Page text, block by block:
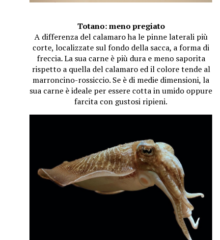
Totano: meno pregiato
A differenza del calamaro ha le pinne laterali più
corte, localizzate sul fondo della sacca, a forma di
freccia. La sua carne è più dura e meno saporita
rispetto a quella del calamaro ed il colore tende al
marroncino-rossiccio. Se è di medie dimensioni, la
sua carne è ideale per essere cotta in umido oppure
farcita con gustosi ripieni.